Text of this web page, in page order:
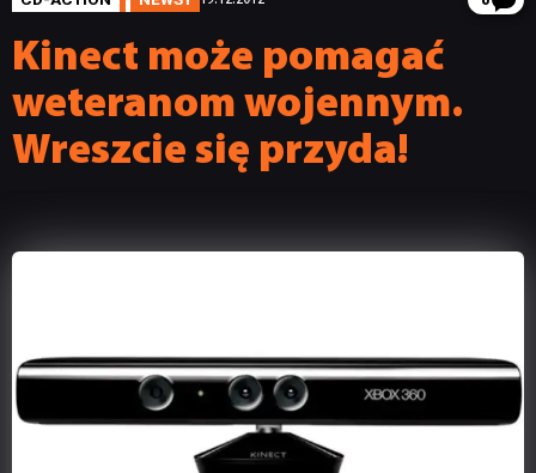
Kinect może pomagać
weteranom wojennym.
Wreszcie się przyda!